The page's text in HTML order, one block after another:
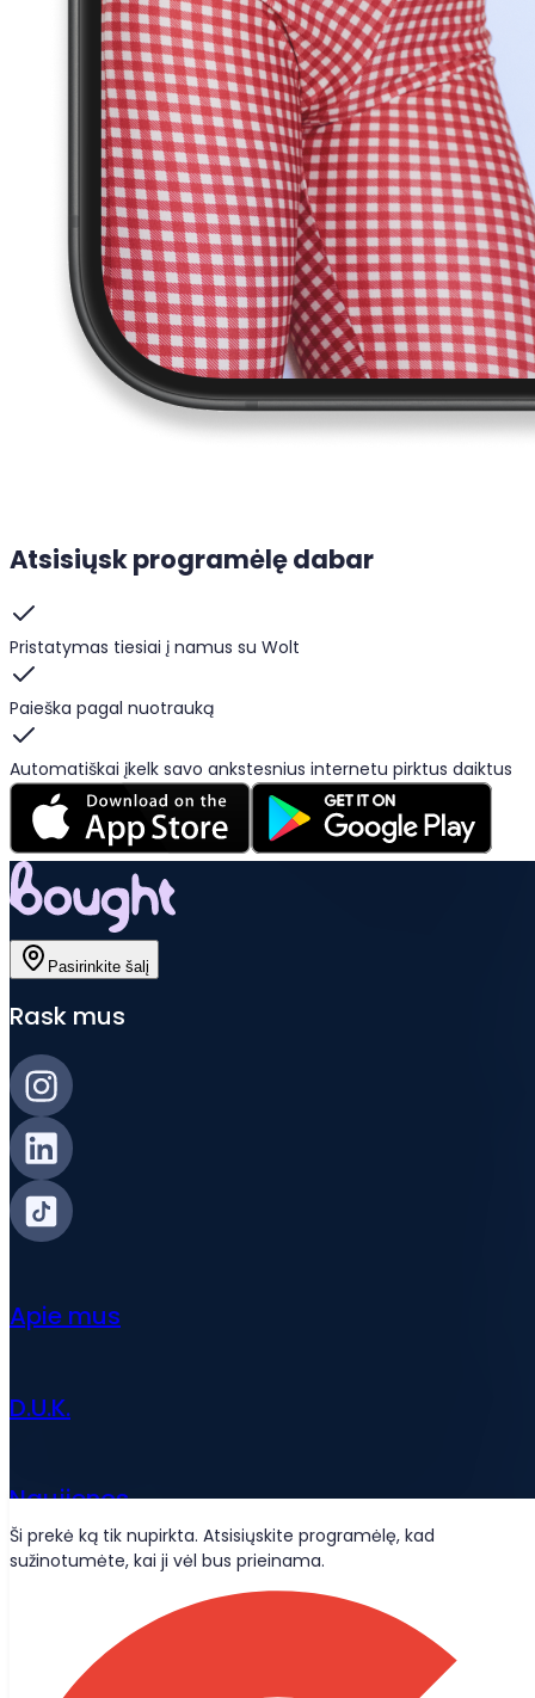
Ši prekė ką tik nupirkta. Atsisiųskite programėlę, kad
sužinotumėte, kai ji vėl bus prieinama.
Atsisiųsk programėlę dabar
Pristatymas tiesiai į namus su Wolt
Paieška pagal nuotrauką
Automatiškai įkelk savo ankstesnius internetu pirktus daiktus
Pasirinkite šalį
Rask mus
Apie mus
D.U.K.
Naujienos
Wolt pristatymai
Būkime draugais?